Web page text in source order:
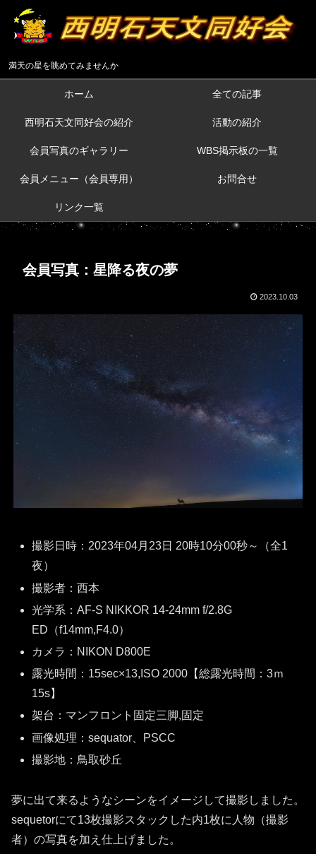
満天の星を眺めてみませんか
ホーム 全ての記事
西明石天文同好会の紹介 活動の紹介
会員写真のギャラリー WBS掲示板の一覧
会員メニュー（会員専用） お問合せ
リンク一覧
会員写真：星降る夜の夢
2023.10.03
撮影日時：2023年04月23日 20時10分00秒～（全1
夜）
撮影者：西本
光学系：AF-S NIKKOR 14-24mm f/2.8G
ED（f14mm,F4.0）
カメラ：NIKON D800E
露光時間：15sec×13,ISO 2000【総露光時間：3ｍ
15s】
架台：マンフロント固定三脚,固定
画像処理：sequator、PSCC
撮影地：鳥取砂丘
夢に出て来るようなシーンをイメージして撮影しました。
sequetorにて13枚撮影スタックした内1枚に人物（撮影
者）の写真を加え仕上げました。